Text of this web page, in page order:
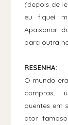
(depois de
eu fiquei
Apaixonar
para outra
RESENHA:
O mundo
compras,
quentes em
ator